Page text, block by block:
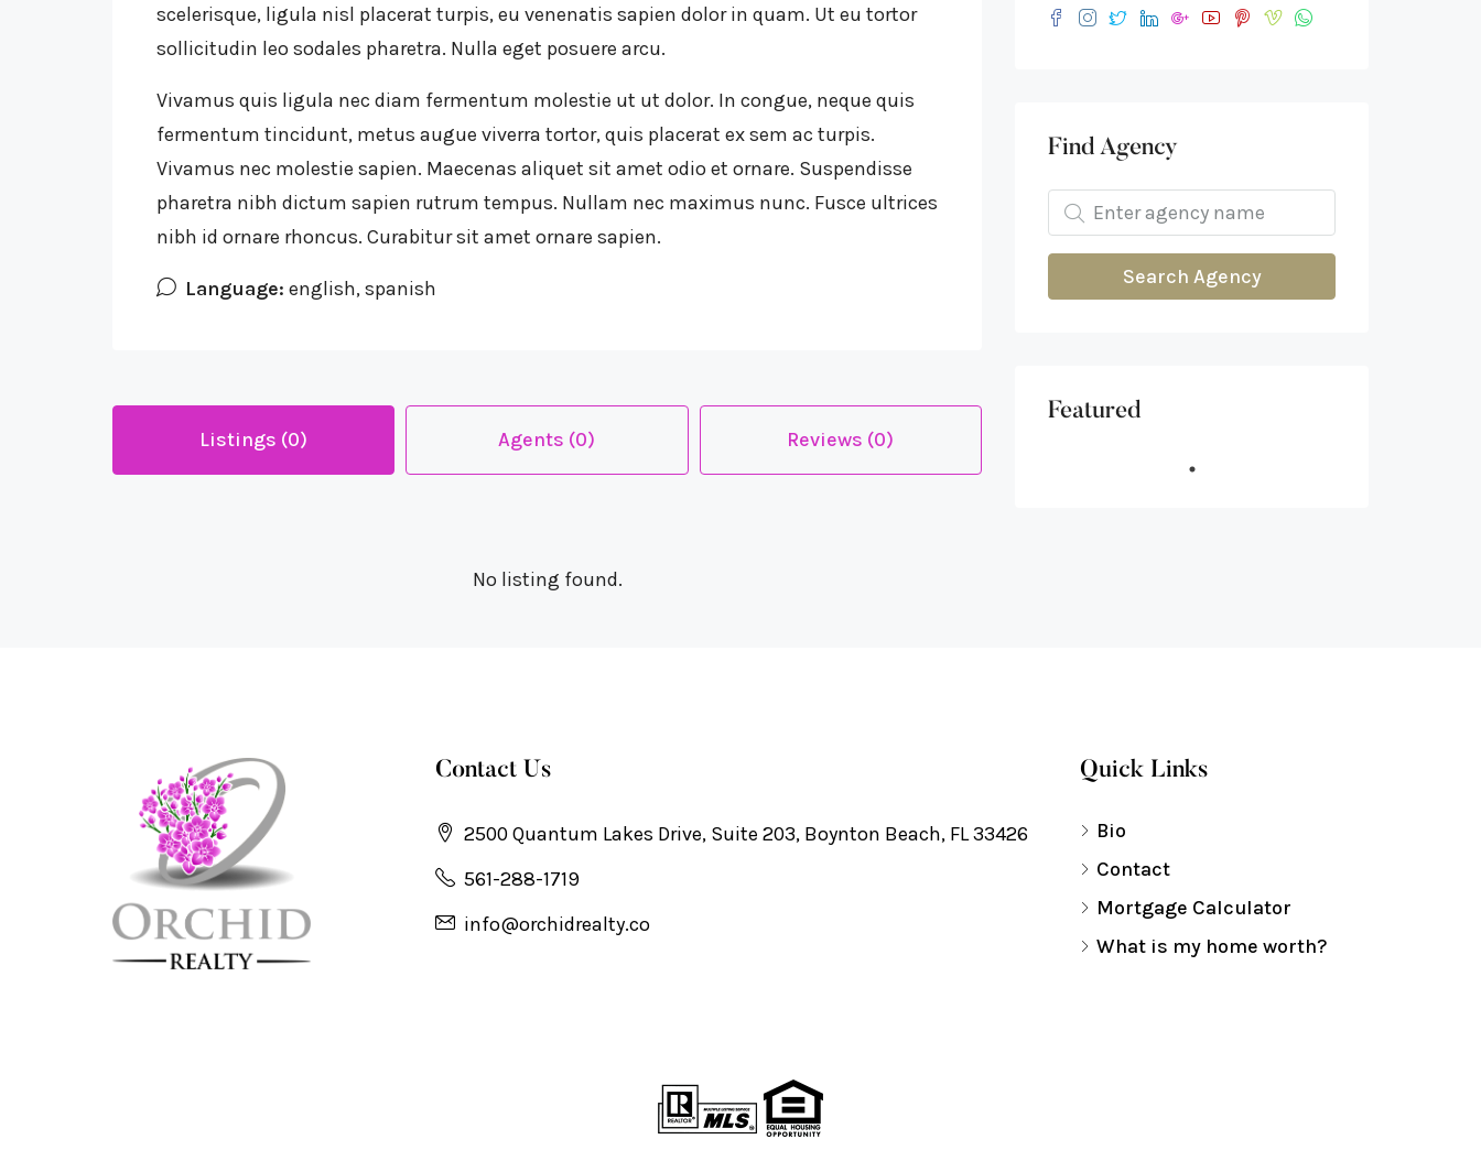
scelerisque, ligula nisl placerat turpis, eu venenatis sapien dolor in quam. Ut eu tortor
sollicitudin leo sodales pharetra. Nulla eget posuere arcu.
Vivamus quis ligula nec diam fermentum molestie ut ut dolor. In congue, neque quis
fermentum tincidunt, metus augue viverra tortor, quis placerat ex sem ac turpis.
Vivamus nec molestie sapien. Maecenas aliquet sit amet odio et ornare. Suspendisse
pharetra nibh dictum sapien rutrum tempus. Nullam nec maximus nunc. Fusce ultrices
nibh id ornare rhoncus. Curabitur sit amet ornare sapien.
Language: english, spanish
Listings (0) Agents (0) Reviews (0)
No listing found.
Find Agency
Search Agency
Featured
Contact Us
2500 Quantum Lakes Drive, Suite 203, Boynton Beach, FL 33426
561-288-1719
info@orchidrealty.co
Quick Links
Bio
Contact
Mortgage Calculator
What is my home worth?